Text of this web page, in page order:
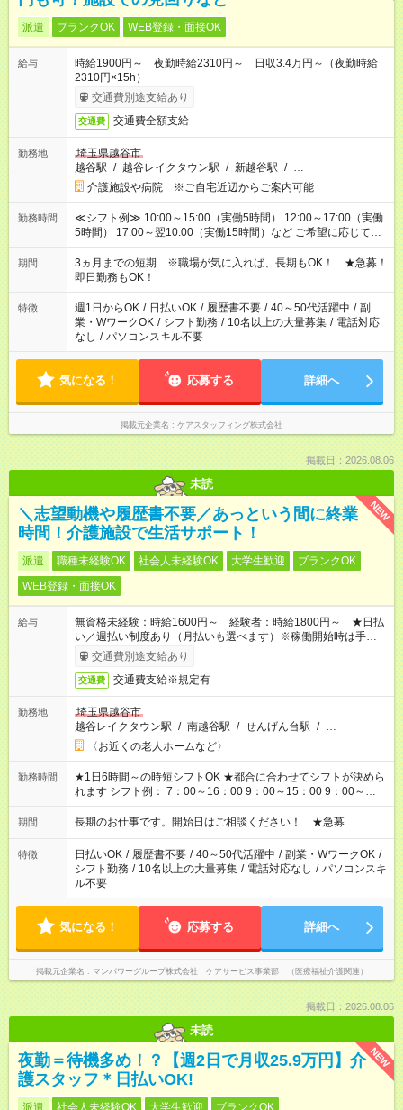
派遣 ブランクOK WEB登録・面接OK
給与
時給1900円～ 夜勤時給2310円～ 日収3.4万円～（夜勤時給
2310円×15h）
交通費別途支給あり
交通費 交通費全額支給
勤務地
埼玉県越谷市
越谷駅 / 越谷レイクタウン駅 / 新越谷駅 / …
介護施設や病院 ※ご自宅近辺からご案内可能
勤務時間
≪シフト例≫ 10:00～15:00（実働5時間） 12:00～17:00（実働
5時間） 17:00～翌10:00（実働15時間）など ご希望に応じて、
働く時間は調整できます！ お気軽に担当へ相談ください！
期間
3ヵ月までの短期 ※職場が気に入れば、長期もOK！ ★急募！
即日勤務もOK！
特徴 週1日からOK / 日払いOK / 履歴書不要 / 40～50代活躍中 / 副
業・WワークOK / シフト勤務 / 10名以上の大量募集 / 電話対応
なし / パソコンスキル不要
気になる！ 応募する 詳細へ
掲載元企業名 ケアスタッフィング株式会社
掲載日：2026.08.06
未読
NEW
＼志望動機や履歴書不要／あっという間に終業
時間！介護施設で生活サポート！
派遣 職種未経験OK 社会人未経験OK 大学生歓迎
ブランクOK
WEB登録・面接OK
給与
無資格未経験：時給1600円～ 経験者：時給1800円～ ★日払
い／週払い制度あり（月払いも選べます）※稼働開始時は手続き
完了次第のお支払いとなります。
交通費別途支給あり
交通費 交通費支給※規定有
勤務地
埼玉県越谷市
越谷レイクタウン駅 / 南越谷駅 / せんげん台駅 / …
〈お近くの老人ホームなど〉
勤務時間
★1日6時間～の時短シフトOK ★都合に合わせてシフトが決めら
れます シフト例： 7：00～16：00 9：00～15：00 9：00～
18：00 11：00～20：00 など ※Wワークの場合、他のお仕事と
合わせ週40時間超の就業はご案内できません ※法令に基づき、
派遣法（日雇い派遣の原則禁止）により、短時間・短期間の就
業はご案内が難しい場合があります
期間 長期のお仕事です。開始日はご相談ください！ ★急募
特徴 日払いOK / 履歴書不要 / 40～50代活躍中 / 副業・WワークOK /
シフト勤務 / 10名以上の大量募集 / 電話対応なし / パソコンスキ
ル不要
気になる！ 応募する 詳細へ
掲載元企業名 マンパワーグループ株式会社 ケアサービス事業部 （医療福祉介護関連）
掲載日：2026.08.06
未読
NEW
夜勤＝待機多め！？【週2日で月収25.9万円】介
護スタッフ＊日払いOK!
派遣 社会人未経験OK 大学生歓迎 ブランクOK